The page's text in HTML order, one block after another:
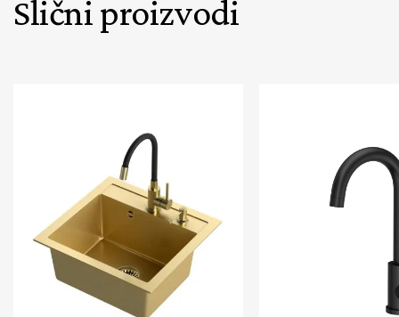
Slični proizvodi